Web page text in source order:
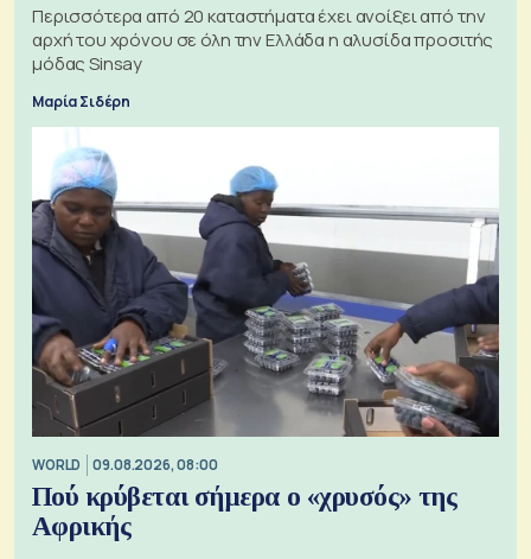
Περισσότερα από 20 καταστήματα έχει ανοίξει από την
αρχή του χρόνου σε όλη την Ελλάδα η αλυσίδα προσιτής
μόδας Sinsay
Μαρία Σιδέρη
WORLD 09.08.2026, 08:00
Πού κρύβεται σήμερα ο «χρυσός» της
Αφρικής